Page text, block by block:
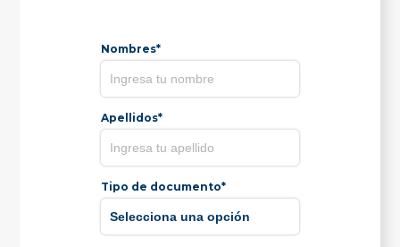
Nombres*
Apellidos*
Tipo de documento*